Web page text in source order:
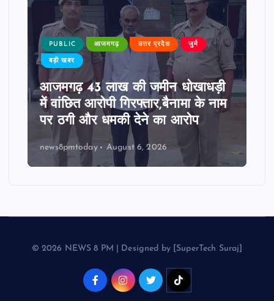
PUBLIC आजमगढ़ उत्तर प्रदेश जुर्म
बड़ी खबर
आजमगढ़ 43 लाख की जमीन धोखाधड़ी
में वांछित आरोपी गिरफ्तार,बैनामा के नाम
पर ठगी और धमकी देने का आरोप
news8pmtoday August 6, 2026
© 2026 NEWS 8 PM | Designed by [SuperTech Suraj]